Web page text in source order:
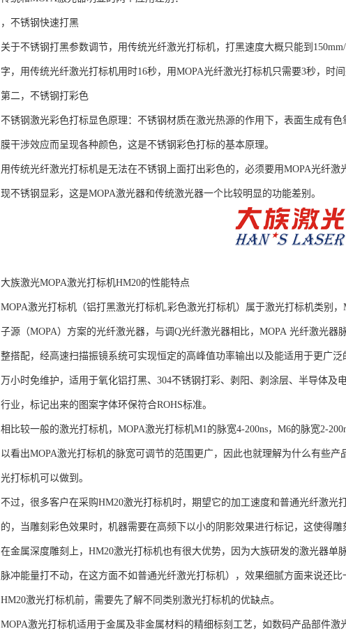
，不锈钢快速打黑
关于不锈钢打黑参数调节，用传统光纤激光打标机，打黑速度大概只能到
字，用传统光纤激光打标机用时16秒，用MOPA光纤激光打标机只需要3秒，时间
第二，不锈钢打彩色
不锈钢激光彩色打标显色原理：不锈钢材质在激光热源的作用下，表面生成有
膜干涉效应而呈现各种颜色，这是不锈钢彩色打标的基本原理。
用传统光纤激光打标机是无法在不锈钢上面打出彩色的，必须要用MOPA光纤
现不锈钢显彩，这是MOPA激光器和传统激光器一个比较明显的功能差别。
大族激光MOPA激光打标机HM20的性能特点
MOPA激光打标机（铝打黑激光打标机,彩色激光打标机）属于激光打标机类别
子源（MOPA）方案的光纤激光器，与调Q光纤激光器相比，MOPA 光纤激光
整搭配，经高速扫描振镜系统可实现恒定的高峰值功率输出以及能适用于更广
万小时免维护，适用于氧化铝打黑、304不锈钢打彩、剥阳、剥涂层、半导体及
行业，标记出来的图案字体环保符合ROHS标准。
相比较一般的激光打标机，MOPA激光打标机M1的脉宽4-200ns，M6的脉宽2-
以看出MOPA激光打标机的脉宽可调节的范围更广，因此也就理解为什么有些
光打标机可以做到。
不过，很多客户在采购HM20激光打标机时，期望它的加工速度和普通光纤激光
的，当雕刻彩色效果时，机器需要在高频下以小的阴影效果进行标记，这使得
在金属深度雕刻上，HM20激光打标机也有很大优势，因为大族研发的激光器单
脉冲能量打不动，在这方面不如普通光纤激光打标机），效果细腻方面来说还
HM20激光打标机前，需要先了解不同类别激光打标机的优缺点。
MOPA激光打标机适用于金属及非金属材料的精细标刻工艺，如数码产品部件